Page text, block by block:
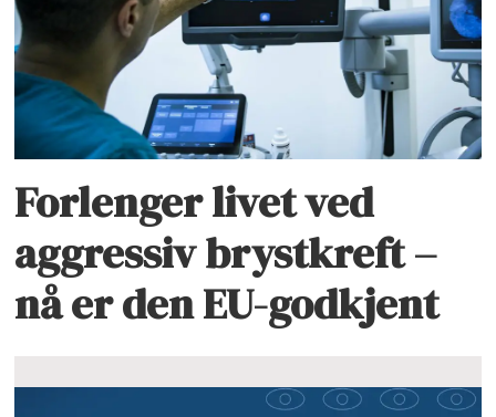
Forlenger livet ved
aggressiv brystkreft –
nå er den EU-godkjent